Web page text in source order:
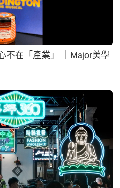
不在「產業」 ｜Major美學